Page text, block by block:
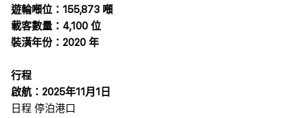
遊輪噸位：155,873 噸
載客數量：4,100 位
裝潢年份：2020 年
行程
啟航：2025年11月1日
日程 停泊港口